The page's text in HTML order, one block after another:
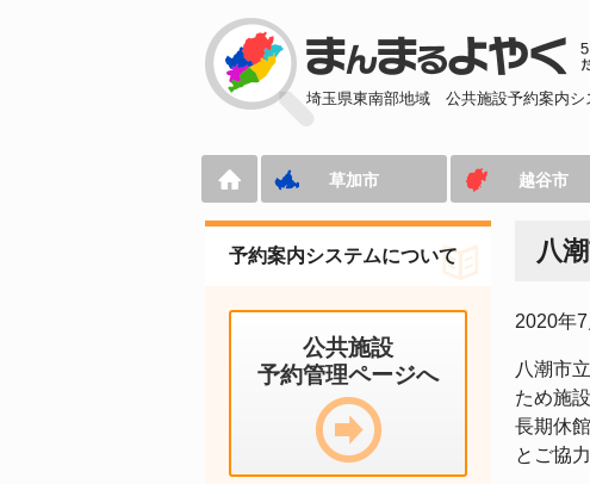
埼玉県東南部地域 公共施設予約案内シ
草加市 越谷市
予約案内システムについて
公共施設
予約管理ページへ
八
2020年
八潮市
ため施
長期休
とご協